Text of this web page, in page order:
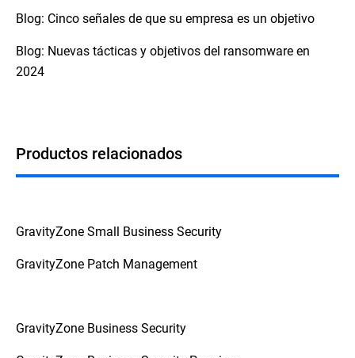
Blog: Cinco señales de que su empresa es un objetivo
Blog: Nuevas tácticas y objetivos del ransomware en
2024
Productos relacionados
GravityZone Small Business Security
GravityZone Patch Management
GravityZone Business Security